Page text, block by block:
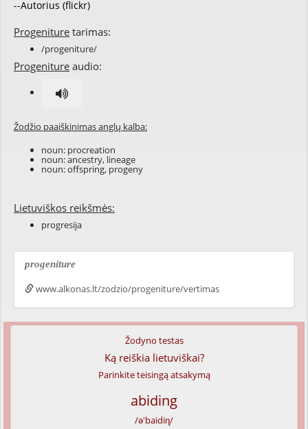
--Autorius (flickr)
Progeniture tarimas:
/progeniture/
Progeniture audio:
Žodžio paaiškinimas anglų kalba:
noun: procreation
noun:ancestry, lineage
noun:offspring, progeny
Lietuviškos reikšmės:
progresija
progeniture
www.alkonas.lt/zodzio/progeniture/vertimas
Žodyno testas
Ką reiškia lietuviškai?
Parinkite teisingą atsakymą
abiding
/ə'baidiɳ/